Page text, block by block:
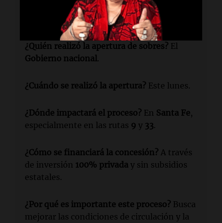
concesión de más de2.500 kilómetros
rutas nacionales.
¿Quién realizó la apertura de sobres? El
Gobierno nacional .
¿Cuándo se realizó la apertura? Este lunes.
¿Dónde impactará el proceso? En Santa Fe,
especialmente en las rutas 9 y 33.
¿Cómo se financiará la concesión? A través
de inversión 100% privada y sin subsidios
estatales.
¿Por qué es importante este proceso? Busca
mejorar las condiciones de circulación y la